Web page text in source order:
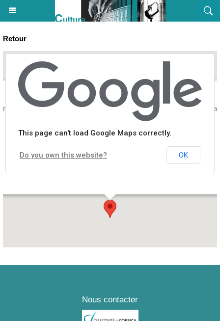
Retour
bonifacien et le système bastiais" animée Antoine-Marie
This page can't load Google Maps correctly.
Do you own this website? OK
Nous contacter